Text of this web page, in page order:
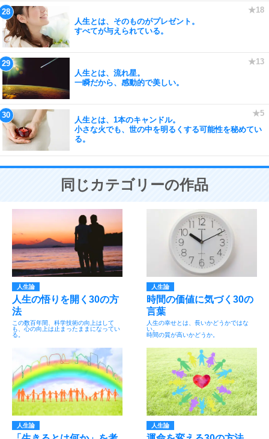
人生とは、そのものがプレゼント。
すべてが与えられている。
人生とは、流れ星。
一瞬だから、感動的で美しい。
人生とは、1本のキャンドル。
小さな火でも、世の中を明るくする可能性を秘めてい
る。
同じカテゴリーの作品
人生論
人生の悟りを開く30の方
法
この数百年間、科学技術の向上はして
も、心の向上は止まったままになってい
る。
人生論
時間の価値に気づく30の
言葉
人生の幸せとは、長いかどうかではな
い。
時間の質が高いかどうか。
人生論 人生論